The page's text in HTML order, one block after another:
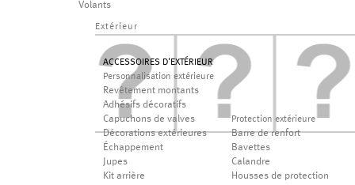
Volants
Extérieur
ACCESSOIRES D'EXTÉRIEUR
Personnalisation extérieure
Revêtement montants
Adhésifs décoratifs
Capuchons de valves
Décorations extérieures
Échappement
Jupes
Kit arrière
Protection extérieure
Barre de renfort
Bavettes
Calandre
Housses de protection